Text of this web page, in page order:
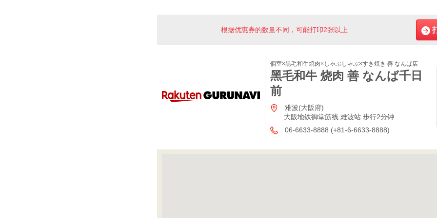
根据优惠券的数量不同，可能打印2张以上
個室×黒毛和牛焼肉×しゃぶしゃぶ×すき焼き 善 なんば店
黑毛和牛 烧肉 善 なんば千日
前
难波(大阪府)
大阪地铁御堂筋线 难波站 步行2分钟
06-6633-8888 (+81-6-6633-8888)